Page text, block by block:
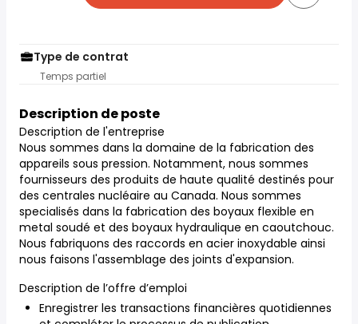
Type de contrat
Temps partiel
Description de poste
Description de l'entreprise
Nous sommes dans la domaine de la fabrication des
appareils sous pression. Notamment, nous sommes
fournisseurs des produits de haute qualité destinés pour
des centrales nucléaire au Canada. Nous sommes
specialisés dans la fabrication des boyaux flexible en
metal soudé et des boyaux hydraulique en caoutchouc.
Nous fabriquons des raccords en acier inoxydable ainsi
nous faisons l'assemblage des joints d'expansion.
Description de l’offre d’emploi
Enregistrer les transactions financières quotidiennes